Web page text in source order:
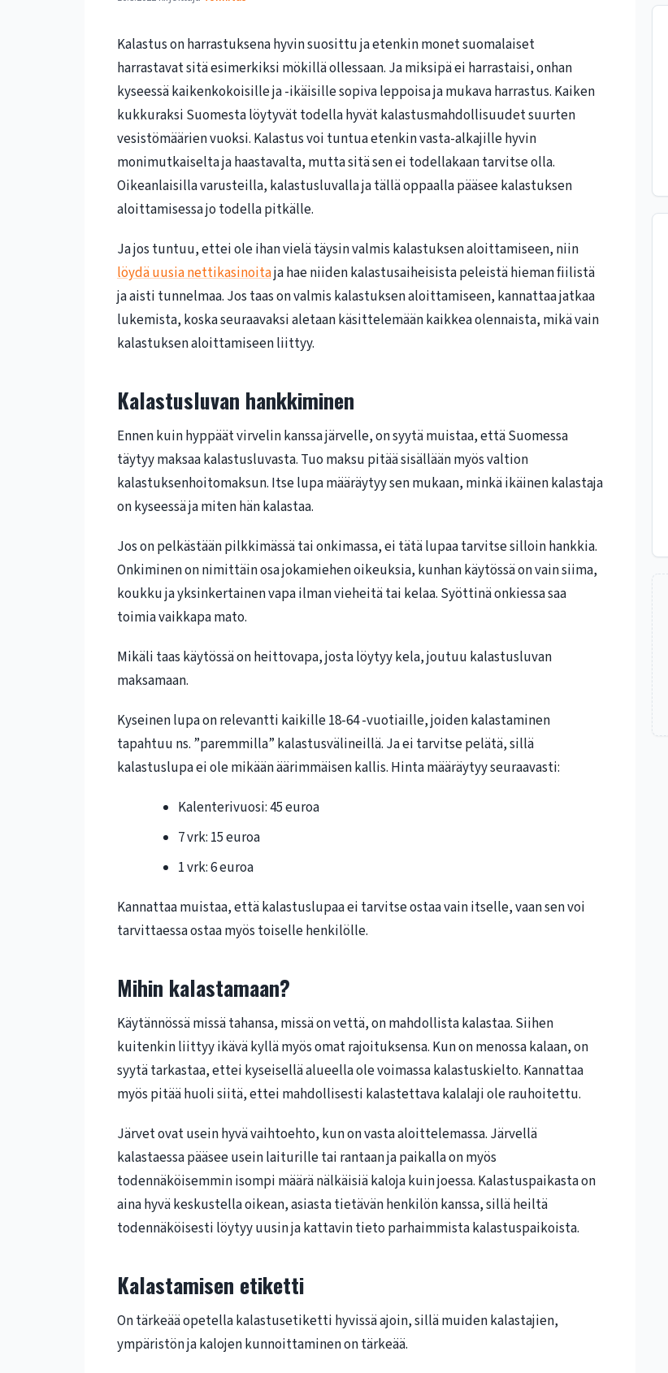
Kalastus on harrastuksena hyvin suosittu ja etenkin monet suomalaiset
harrastavat sitä esimerkiksi mökillä ollessaan. Ja miksipä ei harrastaisi, onhan
kyseessä kaikenkokoisille ja -ikäisille sopiva leppoisa ja mukava harrastus. Kaiken
kukkuraksi Suomesta löytyvät todella hyvät kalastusmahdollisuudet suurten
vesistömäärien vuoksi. Kalastus voi tuntua etenkin vasta-alkajille hyvin
monimutkaiselta ja haastavalta, mutta sitä sen ei todellakaan tarvitse olla.
Oikeanlaisilla varusteilla, kalastusluvalla ja tällä oppaalla pääsee kalastuksen
aloittamisessa jo todella pitkälle.
Ja jos tuntuu, ettei ole ihan vielä täysin valmis kalastuksen aloittamiseen, niin
löydä uusia nettikasinoitaja hae niiden kalastusaiheisista peleistä hieman fiilistä
ja aisti tunnelmaa. Jos taas on valmis kalastuksen aloittamiseen, kannattaa jatkaa
lukemista, koska seuraavaksi aletaan käsittelemään kaikkea olennaista, mikä vain
kalastuksen aloittamiseen liittyy.
Kalastusluvan hankkiminen
Ennen kuin hyppäät virvelin kanssa järvelle, on syytä muistaa, että Suomessa
täytyy maksaa kalastusluvasta. Tuo maksu pitää sisällään myös valtion
kalastuksenhoitomaksun. Itse lupa määräytyy sen mukaan, minkä ikäinen kalastaja
on kyseessä ja miten hän kalastaa.
Jos on pelkästään pilkkimässä tai onkimassa, ei tätä lupaa tarvitse silloin hankkia.
Onkiminen on nimittäin osa jokamiehen oikeuksia, kunhan käytössä on vain siima,
koukku ja yksinkertainen vapa ilman vieheitä tai kelaa. Syöttinä onkiessa saa
toimia vaikkapa mato.
Mikäli taas käytössä on heittovapa, josta löytyy kela, joutuu kalastusluvan
maksamaan.
Kyseinen lupa on relevantti kaikille 18-64 -vuotiaille, joiden kalastaminen
tapahtuu ns. ”paremmilla” kalastusvälineillä. Ja ei tarvitse pelätä, sillä
kalastuslupa ei ole mikään äärimmäisen kallis. Hinta määräytyy seuraavasti:
Kalenterivuosi: 45 euroa
7 vrk: 15 euroa
1 vrk: 6 euroa
Kannattaa muistaa, että kalastuslupaa ei tarvitse ostaa vain itselle, vaan sen voi
tarvittaessa ostaa myös toiselle henkilölle.
Mihin kalastamaan?
Käytännössä missä tahansa, missä on vettä, on mahdollista kalastaa. Siihen
kuitenkin liittyy ikävä kyllä myös omat rajoituksensa. Kun on menossa kalaan, on
syytä tarkastaa, ettei kyseisellä alueella ole voimassa kalastuskielto. Kannattaa
myös pitää huoli siitä, ettei mahdollisesti kalastettava kalalaji ole rauhoitettu.
Järvet ovat usein hyvä vaihtoehto, kun on vasta aloittelemassa. Järvellä
kalastaessa pääsee usein laiturille tai rantaan ja paikalla on myös
todennäköisemmin isompi määrä nälkäisiä kaloja kuin joessa. Kalastuspaikasta on
aina hyvä keskustella oikean, asiasta tietävän henkilön kanssa, sillä heiltä
todennäköisesti löytyy uusin ja kattavin tieto parhaimmista kalastuspaikoista.
Kalastamisen etiketti
On tärkeää opetella kalastusetiketti hyvissä ajoin, sillä muiden kalastajien,
ympäristön ja kalojen kunnoittaminen on tärkeää.